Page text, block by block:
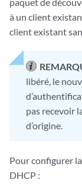
à un client
client existant
libéré, le
pas recevoir
d’origine.
Pour configurer
DHCP :